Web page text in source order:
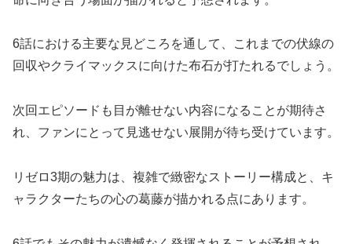
6話における主要な見どころを通して、これまでの伏線の
回収やクライマックスに向けた布石が打たれるでしょう。
次回エピソードも目が離せない内容になることが期待さ
れ、ファンにとって見逃せない展開が待ち受けています。
リゼロ3期の魅力は、複雑で緻密なストーリー構成と、キ
ャラクターたちの心の葛藤が描かれる点にあります。